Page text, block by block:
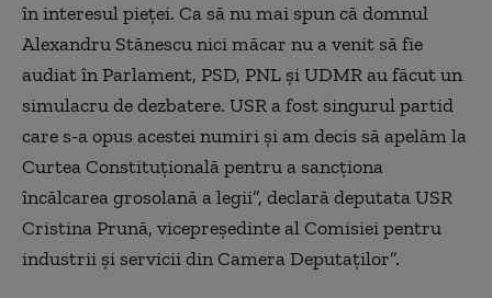
în interesul pieței. Ca să nu mai spun că domnul
Alexandru Stănescu nici măcar nu a venit să fie
audiat în Parlament, PSD, PNL și UDMR au făcut un
simulacru de dezbatere. USR a fost singurul partid
care s-a opus acestei numiri și am decis să apelăm la
Curtea Constituțională pentru a sancționa
încălcarea grosolană a legii”, declară deputata USR
Cristina Prună, vicepreședinte al Comisiei pentru
industrii și servicii din Camera Deputaților”.